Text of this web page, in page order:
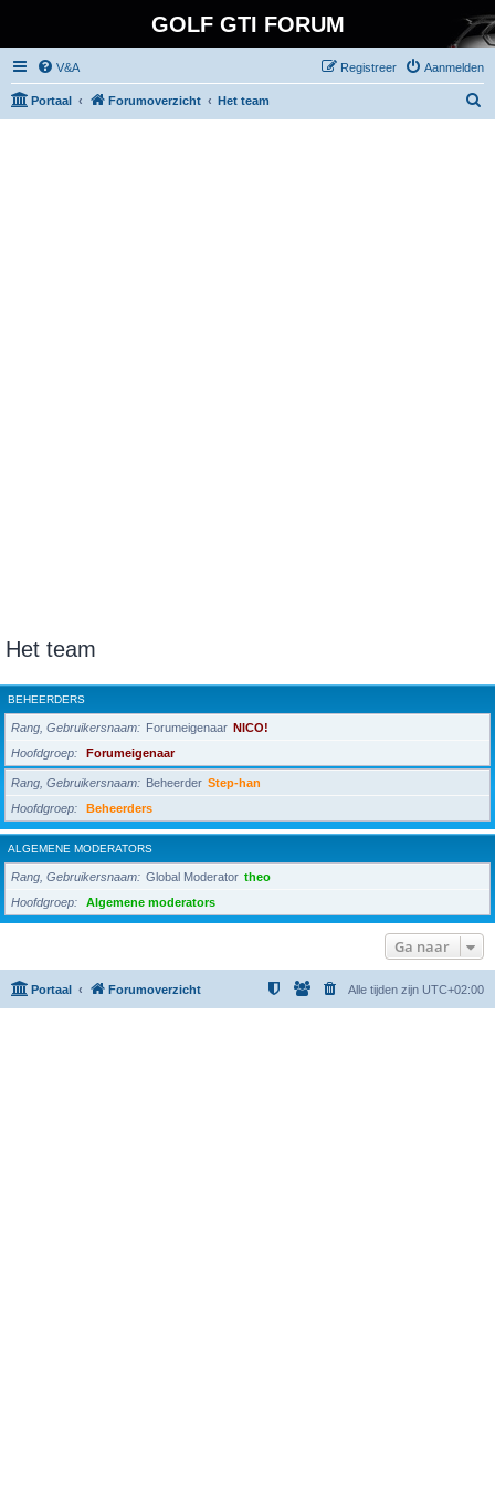
GOLF GTI FORUM
V&A Aanmelden
Registreer
Portaal Forumoverzicht Het team
Het team
BEHEERDERS
Rang, Gebruikersnaam Forumeigenaar NICO!
Hoofdgroep
Forumeigenaar
Rang, Gebruikersnaam Beheerder Step-han
Hoofdgroep
Beheerders
ALGEMENE MODERATORS
Rang, Gebruikersnaam Global Moderator theo
Hoofdgroep
Algemene moderators
Ga naar
Portaal Forumoverzicht Alle tijden zijn UTC+02:00